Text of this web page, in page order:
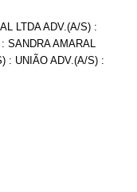
LTDA ADV.(A/S) :
SANDRA AMARAL
: UNIÃO ADV.(A/S) :